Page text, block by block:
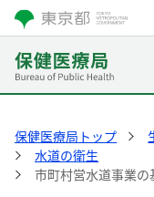
保健医療局トップ
水道の衛生
市町村営水道事業